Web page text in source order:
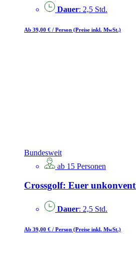
Dauer: 2,5 Std.
Ab 39,00 € / Person (Preise inkl. MwSt.)
Bundesweit
ab 15 Personen
Crossgolf: Euer
Dauer: 2,5 Std.
Ab 39,00 € / Person (Preise inkl. MwSt.)